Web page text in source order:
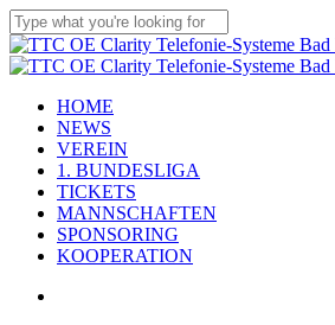
Skip
to
main
Close
Search
Menu
HOME
NEWS
VEREIN
1. BUNDESLIGA
TICKETS
MANNSCHAFTEN
SPONSORING
KOOPERATION